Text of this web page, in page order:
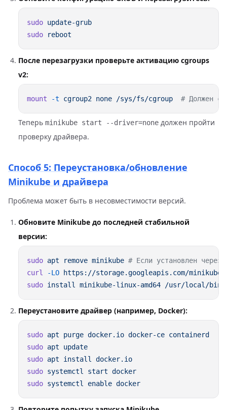
sudo
sudo
После перезагрузки проверьте активацию cgroups
v2:
mount -t cgroup2 none /sys/fs/cgroup
Теперь minikube start --driver=none должен пройти
проверку драйвера.
Способ 5: Переустановка/обновление
Minikube и драйвера
Проблема может быть в несовместимости версий.
Обновите Minikube до последней стабильной
версии:
sudo apt remove minikube
curl
-LO
sudo install minikube-linux-amd64
Переустановите драйвер (например, Docker):
sudo apt purge docker.io docker-ce
sudo apt
sudo apt install
sudo systemctl start
sudo systemctl enable